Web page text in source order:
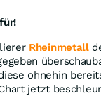
Rheinmetall
ohnehin
jetzt